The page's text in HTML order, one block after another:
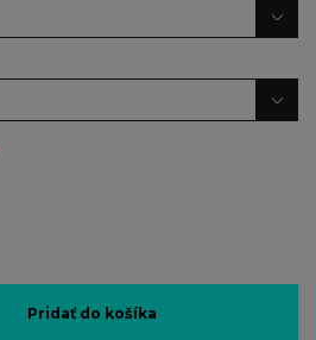
Pridať do košíka